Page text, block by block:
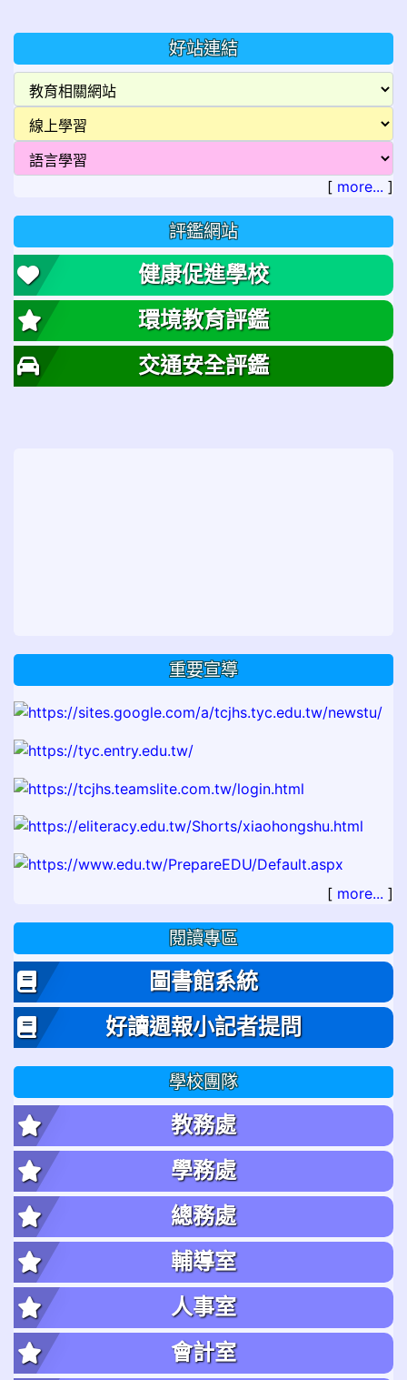
好站連結
[ more... ]
評鑑網站
健康促進學校
環境教育評鑑
交通安全評鑑
重要宣導
[ more... ]
閱讀專區
圖書館系統
好讀週報小記者提問
學校團隊
教務處
學務處
總務處
輔導室
人事室
會計室